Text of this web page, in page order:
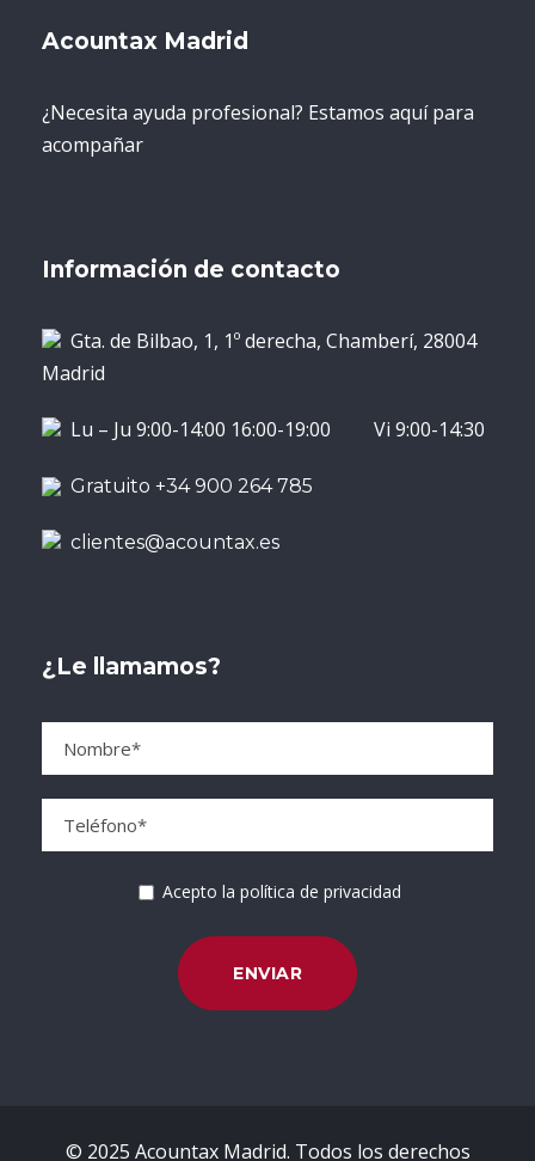
Acountax Madrid
¿Necesita ayuda profesional? Estamos aquí para
acompañar
Información de contacto
Gta. de Bilbao, 1, 1º derecha, Chamberí, 28004
Madrid
Lu – Ju 9:00-14:00 16:00-19:00 Vi 9:00-14:30
Gratuito +34 900 264 785
clientes@acountax.es
¿Le llamamos?
Acepto la política de privacidad
© 2025 Acountax Madrid. Todos los derechos